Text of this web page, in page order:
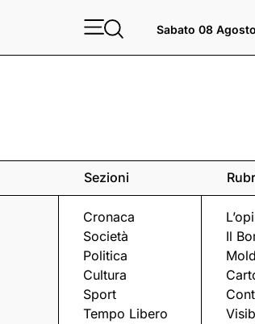
Sabato 08
Sezioni
Cronaca
Società
Politica
Cultura
Sport
Tempo Libero
Il
Eventi a Ravenna e